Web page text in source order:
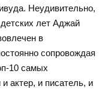
Неудивительно,
лет Аджай
в
сопровождая
10 самых
актер, и писатель, и